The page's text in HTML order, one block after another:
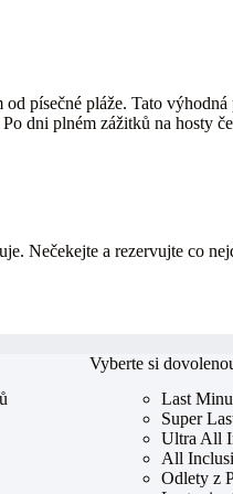
písečné pláže. Tato
dni plném zážitků na hosty
Nečekejte a rezervujte co
Vyberte si
Last
Super
Ultra All
All
Odlety z